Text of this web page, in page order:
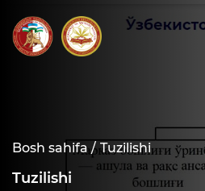
Bosh sahifa / Tuzilishi
Tuzilishi